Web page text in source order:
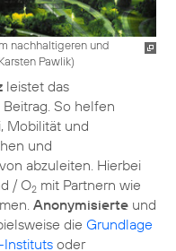
nachhaltigeren und
Pawlik)
leistet das
So helfen
Mobilität und
und
abzuleiten. Hierbei
/ O2 mit Partnern wie
Anonymisierte und
die Grundlage
Instituts oder